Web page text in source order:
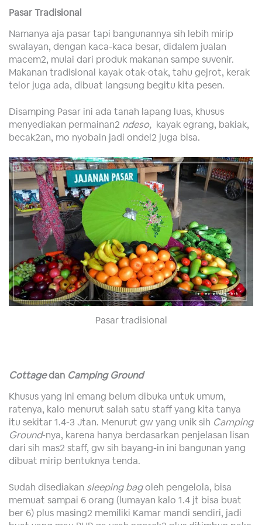
Pasar Tradisional
Namanya aja pasar tapi bangunannya sih lebih mirip
swalayan, dengan kaca-kaca besar, didalem jualan
macem2, mulai dari produk makanan sampe suvenir.
Makanan tradisional kayak otak-otak, tahu gejrot, kerak
telor juga ada, dibuat langsung begitu kita pesen.
Disamping Pasar ini ada tanah lapang luas, khusus
menyediakan permainan2 ndeso, kayak egrang, bakiak,
becak2an, mo nyobain jadi ondel2 juga bisa.
Pasar tradisional
Cottagedan Camping Ground
Khusus yang ini emang belum dibuka untuk umum,
ratenya, kalo menurut salah satu staff yang kita tanya
itu sekitar 1.4-3 Jtan. Menurut gw yang unik sih Camping
Ground-nya, karena hanya berdasarkan penjelasan lisan
dari sih mas2 staff, gw sih bayang-in ini bangunan yang
dibuat mirip bentuknya tenda.
Sudah disediakan sleeping bagoleh pengelola, bisa
memuat sampai 6 orang (lumayan kalo 1.4 jt bisa buat
ber 6) plus masing2 memiliki Kamar mandi sendiri, jadi